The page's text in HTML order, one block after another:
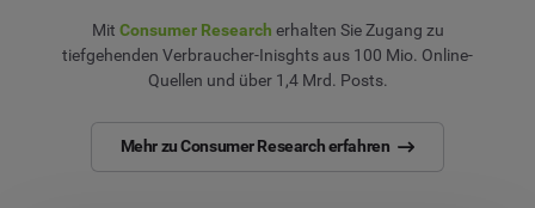
Mit Consumer Research erhalten Sie Zugang zu
tiefgehenden Verbraucher-Inisghts aus 100 Mio. Online-
Quellen und über 1,4 Mrd. Posts.
Mehr zu Consumer Research erfahren